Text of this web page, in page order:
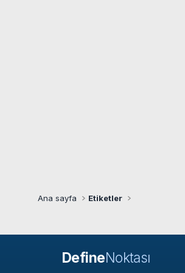
Ana sayfa Etiketler
DefineNoktası